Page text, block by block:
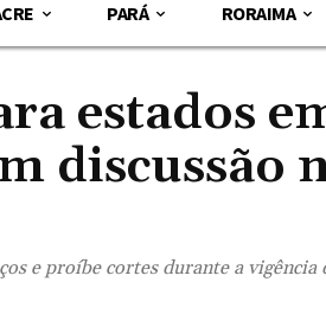
PARÁ RORAIMA
estados
discussão
e proíbe cortes durante a vigência